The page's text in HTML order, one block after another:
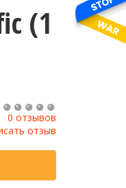
(1
0 отзывов
отзыв